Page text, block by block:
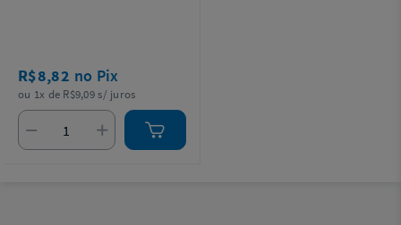
R$8,82 no Pix
ou 1x de R$9,09 s/ juros